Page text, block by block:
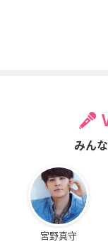
みん
宮野真守